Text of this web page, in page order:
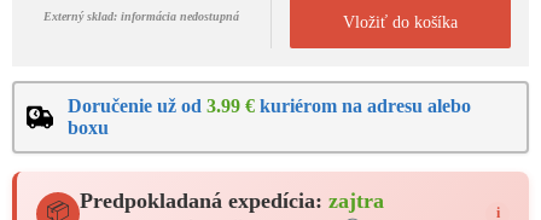
Externý sklad: informácia nedostupná Vložiť do košíka
Doručenie už od 3.99 € kuriérom na adresu alebo
boxu
📦 Predpokladaná expedícia: zajtra i